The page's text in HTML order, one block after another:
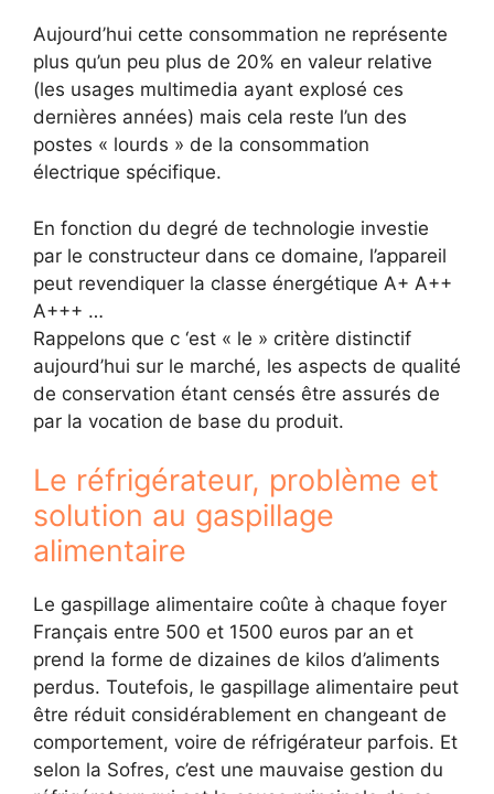
Aujourd’hui cette consommation ne représente
plus qu’un peu plus de 20% en valeur relative
(les usages multimedia ayant explosé ces
dernières années) mais cela reste l’un des
postes « lourds » de la consommation
électrique spécifique.
En fonction du degré de technologie investie
par le constructeur dans ce domaine, l’appareil
peut revendiquer la classe énergétique A+ A++
A+++ …
Rappelons que c ‘est « le » critère distinctif
aujourd’hui sur le marché, les aspects de qualité
de conservation étant censés être assurés de
par la vocation de base du produit.
Le réfrigérateur, problème et
solution au gaspillage
alimentaire
Le gaspillage alimentaire coûte à chaque foyer
Français entre 500 et 1500 euros par an et
prend la forme de dizaines de kilos d’aliments
perdus. Toutefois, le gaspillage alimentaire peut
être réduit considérablement en changeant de
comportement, voire de réfrigérateur parfois. Et
selon la Sofres, c’est une mauvaise gestion du